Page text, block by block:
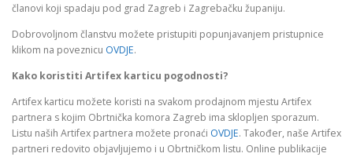
članovi koji spadaju pod grad Zagreb i Zagrebačku županiju.
Dobrovoljnom članstvu možete pristupiti popunjavanjem pristupnice
klikom na poveznicu OVDJE.
Kako koristiti Artifex karticu pogodnosti?
Artifex karticu možete koristi na svakom prodajnom mjestu Artifex
partnera s kojim Obrtnička komora Zagreb ima sklopljen sporazum.
Listu naših Artifex partnera možete pronaći OVDJE. Također, naše Artifex
partneri redovito objavljujemo i u Obrtničkom listu. Online publikacije